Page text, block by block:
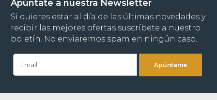
Apúntate a nuestra Newsletter
Si quieres estar al día de las últimas novedades y
recibir las mejores ofertas suscríbete a nuestro
boletín. No enviaremos spam en ningún caso.